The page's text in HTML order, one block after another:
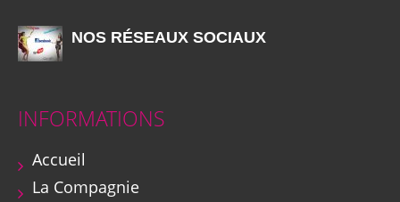
NOS RÉSEAUX SOCIAUX
INFORMATIONS
Accueil
La Compagnie